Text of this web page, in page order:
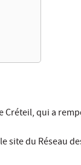
Créteil, qui a
du Réseau